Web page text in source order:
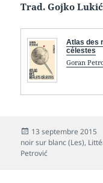
Trad. Gojko Lukić
Atlas des
célestes
Goran
Publié
le
13 septembre 2015
noir sur blanc (Les),
Petrović